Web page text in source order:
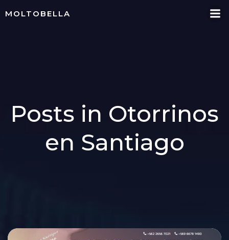
MOLTOBELLA
Posts in Otorrinos
en Santiago